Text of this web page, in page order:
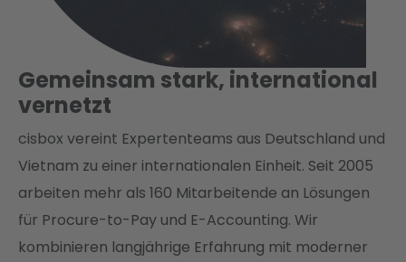
Gemeinsam stark, international
vernetzt
cisbox vereint Expertenteams aus Deutschland und
Vietnam zu einer internationalen Einheit. Seit 2005
arbeiten mehr als 160 Mitarbeitende an Lösungen
für Procure-to-Pay und E-Accounting. Wir
kombinieren langjährige Erfahrung mit moderner